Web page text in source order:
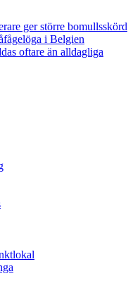
ger större bomullsskörd
i Belgien
oftare än alldagliga